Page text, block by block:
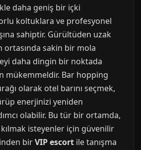
daha geniş bir içki
koltuklara ve profesyonel
sahiptir. Gürültüden uzak
ortasında sakin bir mola
daha dingin bir noktada
mükemmeldir. Bar hopping
olarak otel barını seçmek,
enerjinizi yeniden
olabilir. Bu tür bir ortamda,
isteyenler için güvenilir
birVIP escort ile tanışma